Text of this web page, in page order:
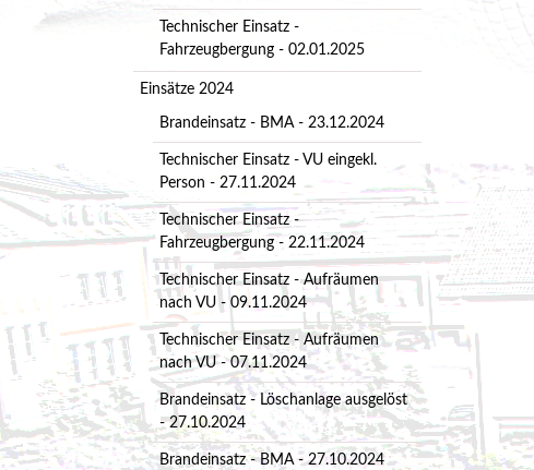
Technischer Einsatz -
Fahrzeugbergung - 02.01.2025
Einsätze 2024
Brandeinsatz - BMA - 23.12.2024
Technischer Einsatz - VU eingekl.
Person - 27.11.2024
Technischer Einsatz -
Fahrzeugbergung - 22.11.2024
Technischer Einsatz - Aufräumen
nach VU - 09.11.2024
Technischer Einsatz - Aufräumen
nach VU - 07.11.2024
Brandeinsatz - Löschanlage ausgelöst
- 27.10.2024
Brandeinsatz - BMA - 27.10.2024